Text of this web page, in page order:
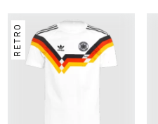
RETRO